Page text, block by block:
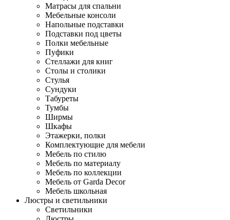
Матрасы для спальни
Мебельные консоли
Напольные подставки
Подставки под цветы
Полки мебельные
Пуфики
Стеллажи для книг
Столы и столики
Стулья
Сундуки
Табуреты
Тумбы
Ширмы
Шкафы
Этажерки, полки
Комплектующие для мебели
Мебель по стилю
Мебель по материалу
Мебель по коллекции
Мебель от Garda Decor
Мебель школьная
Люстры и светильники
Светильники